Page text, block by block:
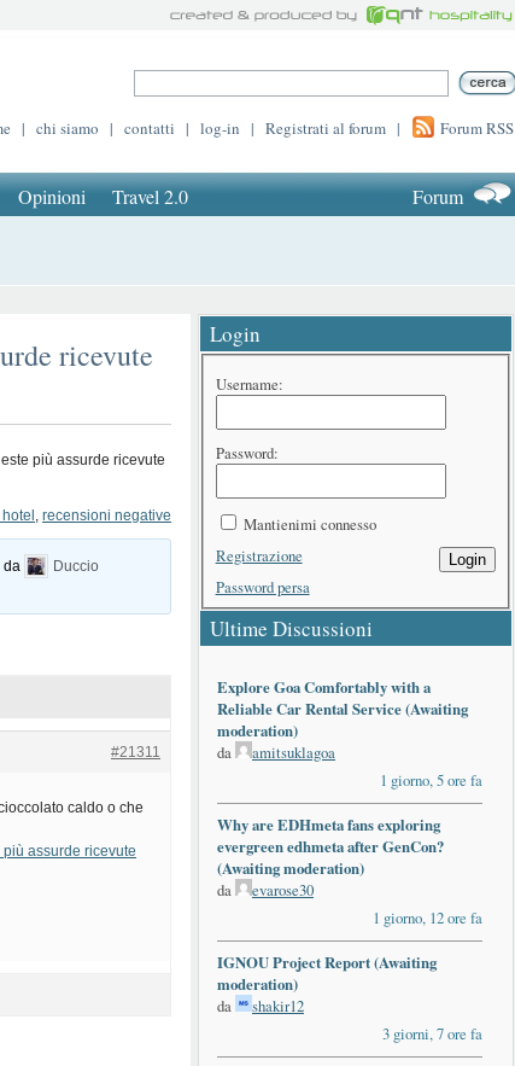
| chi siamo | contatti | log-in | Registrati al forum | Forum RSS
Opinioni Travel 2.0 Forum
ricevute
più assurde ricevute
, recensioni negative
da
Duccio
#21311
caldo o che
più assurde ricevute
Login
Username:
Password:
Mantienimi connesso
Login
Registrazione
Password persa
Ultime Discussioni
Explore Goa Comfortably with a
Reliable Car Rental Service (Awaiting
moderation)
da
amitsuklagoa
1 giorno, 5 ore fa
Why are EDHmeta fans exploring
evergreen edhmeta after GenCon?
(Awaiting moderation)
da
evarose30
1 giorno, 12 ore fa
IGNOU Project Report (Awaiting
moderation)
da
shakir12
3 giorni, 7 ore fa